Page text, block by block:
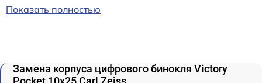
Показать полностью
Замена корпуса цифрового бинокля Victory